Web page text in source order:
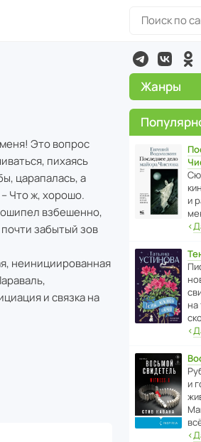
Это вопрос
пихаясь
царапалась, а
Что ж, хорошо.
взбешенно,
забытый зов
неинициированная
и связка на
Жанры
и
‹
на
‹
и
‹